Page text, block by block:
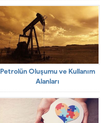
Petrolün Oluşumu ve Kullanım
Alanları